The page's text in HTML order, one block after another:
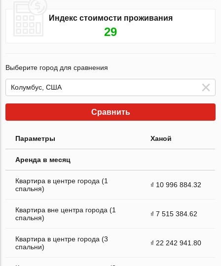
Индекс стоимости проживания
29
Выберите город для сравнения
Сравнить
Параметры Ханой
Аренда в месяц
Квартира в центре города (1
спальня)
₫ 10 996 884.32
Квартира вне центра города (1
спальня)
₫ 7 515 384.62
Квартира в центре города (3
спальни)
₫ 22 242 941.80